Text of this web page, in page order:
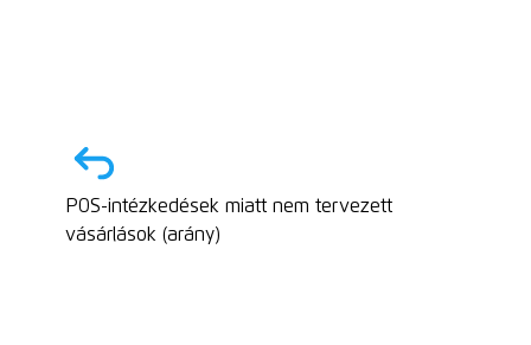
POS-intézkedések miatt nem tervezett
vásárlások (arány)